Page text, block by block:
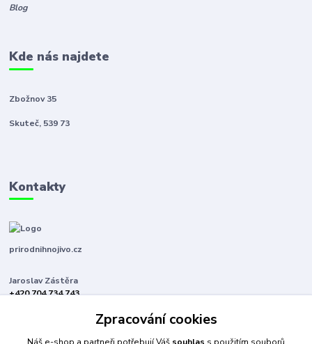
Blog
Kde nás najdete
Zbožnov 35
Skuteč, 539 73
Kontakty
prirodnihnojivo.cz
Jaroslav Zástěra
+420 704 734 743
Zpracování cookies
Náš e-shop a partneři potřebují Váš souhlas s použitím souborů